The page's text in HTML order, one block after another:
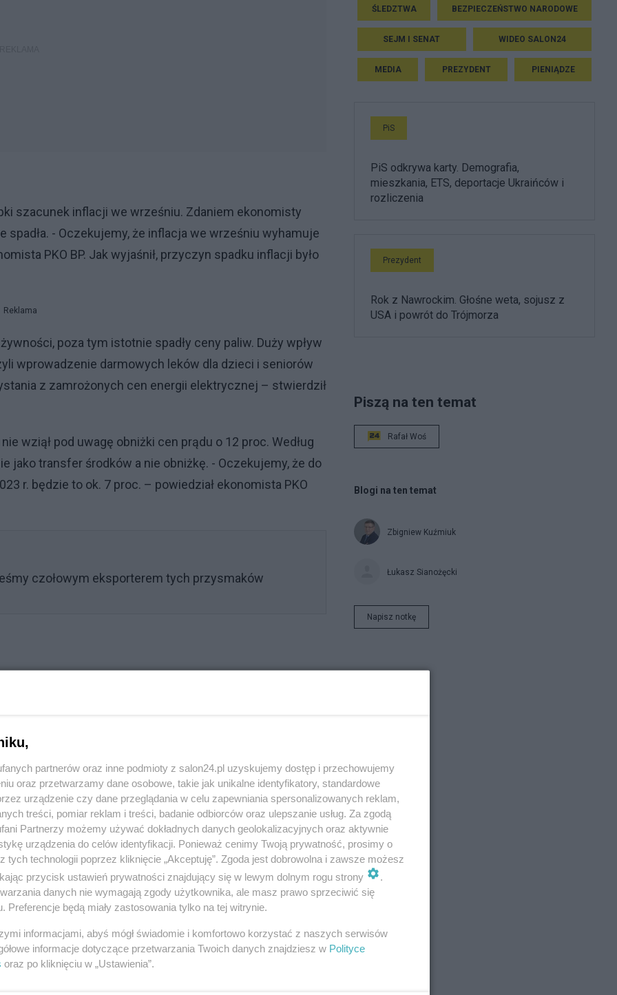
szacunek inflacji we wrześniu. Zdaniem ekonomisty
spadła. - Oczekujemy, że inflacja we wrześniu wyhamuje
PKO BP. Jak wyjaśnił, przyczyn spadku inflacji było
Reklama
poza tym istotnie spadły ceny paliw. Duży wpływ
wprowadzenie darmowych leków dla dzieci i seniorów
z zamrożonych cen energii elektrycznej – stwierdził
wziął pod uwagę obniżki cen prądu o 12 proc. Według
jako transfer środków a nie obniżkę. - Oczekujemy, że do
r. będzie to ok. 7 proc. – powiedział ekonomista PKO
czołowym eksporterem tych przysmaków
jeszcze bardziej korzystny. - Wrzesień przyniósł
do 8,3 proc. z 10,1 proc. w sierpniu - ocenił ekonomista
jest wysoka baza statystyczna sprzed roku.
mdm o 1,6 proc.
czwarty miesiąc z rzędu, ceny paliw, które we wrześniu
w ciągu roku, poniżej którego to limitu cena
więc we wrześniu czynników dezinflacyjnych było
spowolni. - O tym, jaka będzie inflacja na koniec roku,
że w ostatnim kwartale roku ceny paliw pójdą wyraźnie
ŚLEDZTWA BEZPIECZEŃSTWO NARODOWE
SEJM I SENAT WIDEO SALON24
MEDIA PREZYDENT PIENIĄDZE
PiS
PiS odkrywa karty. Demografia,
mieszkania, ETS, deportacje Ukraińców i
rozliczenia
Prezydent
Rok z Nawrockim. Głośne weta, sojusz z
USA i powrót do Trójmorza
Piszą na ten temat
Rafał Woś
Blogi na ten temat
Zbigniew Kuźmiuk
Łukasz Sianożęcki
Napisz notkę
partnerów oraz inne podmioty z salon24.pl uzyskujemy dostęp i przechowujemy
oraz przetwarzamy dane osobowe, takie jak unikalne identyfikatory, standardowe
urządzenie czy dane przeglądania w celu zapewniania spersonalizowanych reklam,
treści, pomiar reklam i treści, badanie odbiorców oraz ulepszanie usług. Za zgodą
Partnerzy możemy używać dokładnych danych geolokalizacyjnych oraz aktywnie
urządzenia do celów identyfikacji. Ponieważ cenimy Twoją prywatność, prosimy o
tych technologii poprzez kliknięcie „Akceptuję”. Zgoda jest dobrowolna i zawsze możesz
przycisk ustawień prywatności znajdujący się w lewym dolnym rogu strony
.
danych nie wymagają zgody użytkownika, ale masz prawo sprzeciwić się
Preferencje będą miały zastosowania tylko na tej witrynie.
informacjami, abyś mógł świadomie i komfortowo korzystać z naszych serwisów
informacje dotyczące przetwarzania Twoich danych znajdziesz w Polityce
oraz po kliknięciu w „Ustawienia”.